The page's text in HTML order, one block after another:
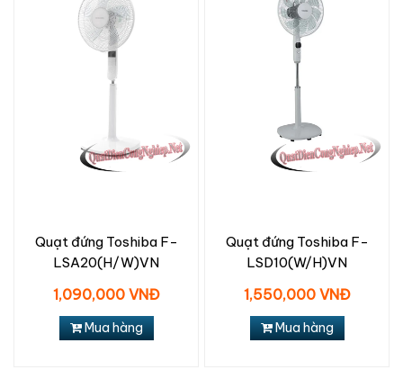
Quạt đứng Toshiba F-
LSA20(H/W)VN
1,090,000 VNĐ
Mua hàng
Quạt đứng Toshiba F-
LSD10(W/H)VN
1,550,000 VNĐ
Mua hàng